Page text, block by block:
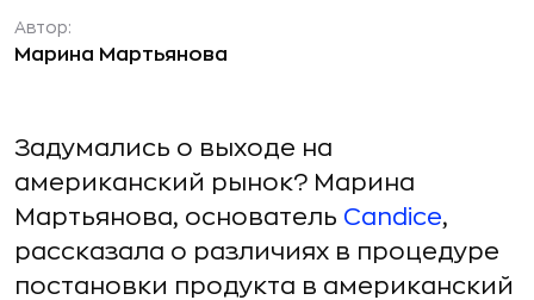
Автор:
Марина Мартьянова
Задумались о выходе на
американский рынок? Марина
Мартьянова, основатель Candice,
рассказала о различиях в процедуре
постановки продукта в американский